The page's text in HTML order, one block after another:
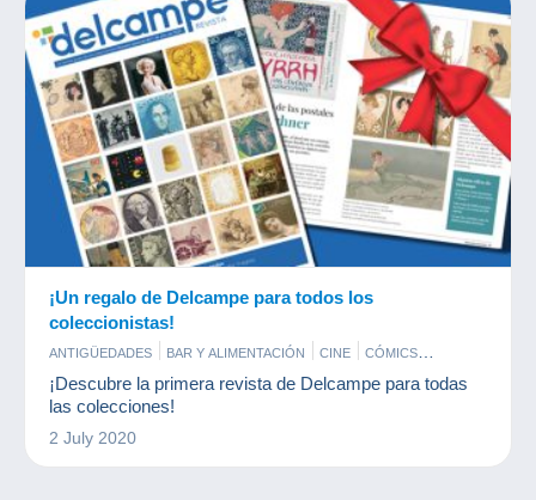
¡Un regalo de Delcampe para todos los
coleccionistas!
ANTIGÜEDADES BAR Y ALIMENTACIÓN CINE
CÓMICS
DEPORTES
DOCUMENTOS ANTIGUOS
FICHAS Y MEDALLAS
FIGURILLAS
FOTOGRAFÍA
JUEGOS
MODELISMO
¡Descubre la primera revista de Delcampe para todas
las colecciones!
2 July 2020